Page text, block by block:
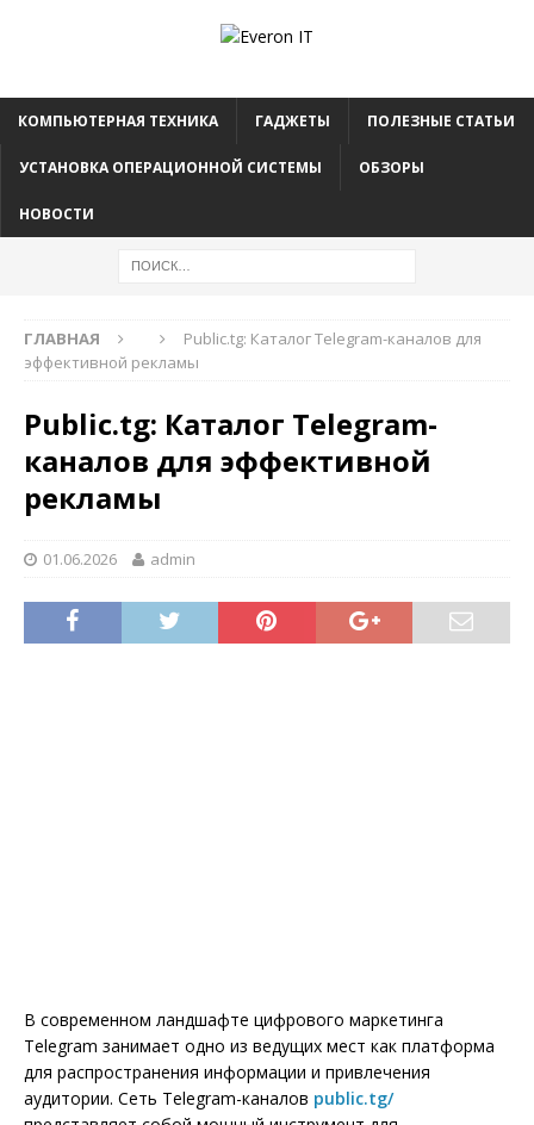
КОМПЬЮТЕРНАЯ ТЕХНИКА ГАДЖЕТЫ ПОЛЕЗНЫЕ СТАТЬИ
УСТАНОВКА ОПЕРАЦИОННОЙ СИСТЕМЫ ОБЗОРЫ
НОВОСТИ
ГЛАВНАЯ
Public.tg: Каталог Telegram-каналов для
эффективной рекламы
Public.tg: Каталог Telegram-
каналов для эффективной
рекламы
01.06.2026 admin
В современном ландшафте цифрового маркетинга
Telegram занимает одно из ведущих мест как платформа
для распространения информации и привлечения
аудитории. Сеть Telegram-каналов public.tg/